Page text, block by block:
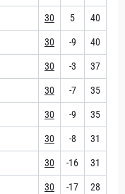
30 5 40
30 -9 40
30 -3 37
30 -7 35
30 -9 35
30 -8 31
30 -16 31
30 -17 28